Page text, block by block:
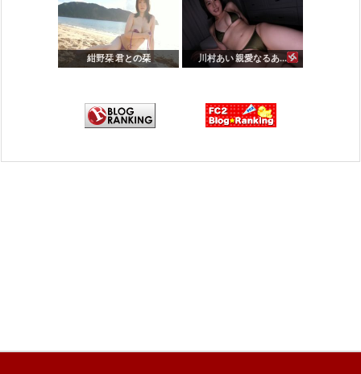
紺野栞 君との栞 川村あい 親愛なるあ...